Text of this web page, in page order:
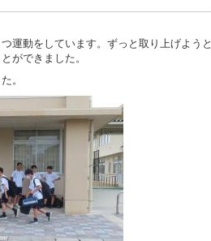
運動をしています。ずっと取り上げようと
ができました。
。